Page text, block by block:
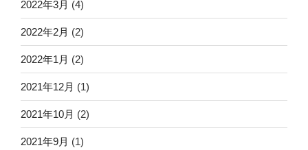
2022年3月 (4)
2022年2月 (2)
2022年1月 (2)
2021年12月 (1)
2021年10月 (2)
2021年9月 (1)